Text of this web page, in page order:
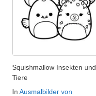
Squishmallow Insekten und
Tiere
In Ausmalbilder von